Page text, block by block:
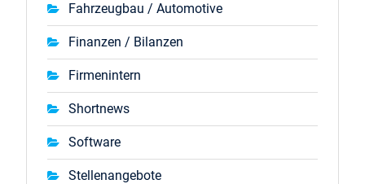
Fahrzeugbau / Automotive
Finanzen / Bilanzen
Firmenintern
Shortnews
Software
Stellenangebote